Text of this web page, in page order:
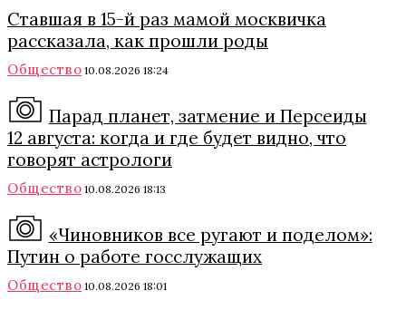
Ставшая в 15-й раз мамой москвичка
рассказала, как прошли роды
Общество 10.08.2026 18:24
Парад планет, затмение и Персеиды
12 августа: когда и где будет видно, что
говорят астрологи
Общество 10.08.2026 18:13
«Чиновников все ругают и поделом»:
Путин о работе госслужащих
Общество 10.08.2026 18:01